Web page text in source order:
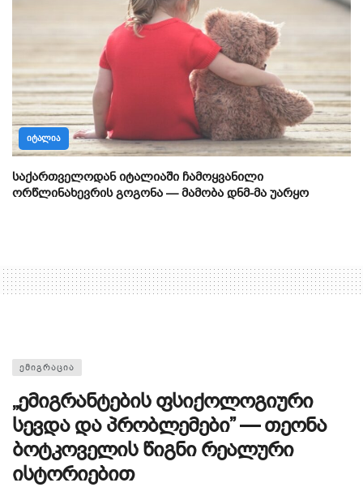
ᲘᲢᲐᲚᲘᲐ
საქართველოდან იტალიაში ჩამოყვანილი
ორწლინახევრის გოგონა — მამობა დნმ-მა უარყო
ᲔᲛᲘᲒᲠᲐᲪᲘᲐ
„ემიგრანტების ფსიქოლოგიური
სევდა და პრობლემები” — თეონა
ბოტკოველის წიგნი რეალური
ისტორიებით